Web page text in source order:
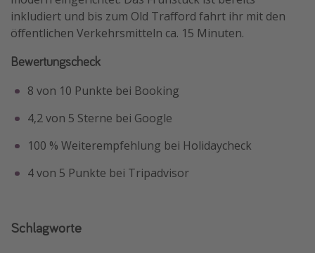
inkludiert und bis zum Old Trafford fahrt ihr mit den
öffentlichen Verkehrsmitteln ca. 15 Minuten.
Bewertungscheck
8 von 10 Punkte bei Booking
4,2 von 5 Sterne bei Google
100 % Weiterempfehlung bei Holidaycheck
4 von 5 Punkte bei Tripadvisor
Schlagworte